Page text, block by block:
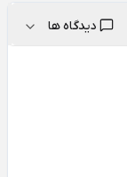
دیدگاه ها